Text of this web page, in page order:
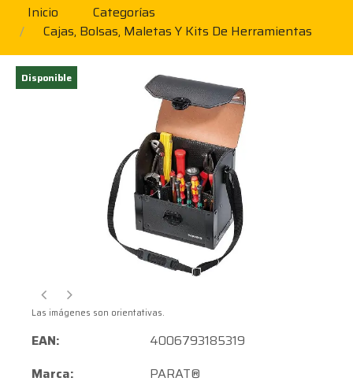
Inicio
Categorías
Cajas, Bolsas, Maletas Y Kits De Herramientas
Disponible
Las imágenes son orientativas.
EAN:
4006793185319
Marca:
PARAT®